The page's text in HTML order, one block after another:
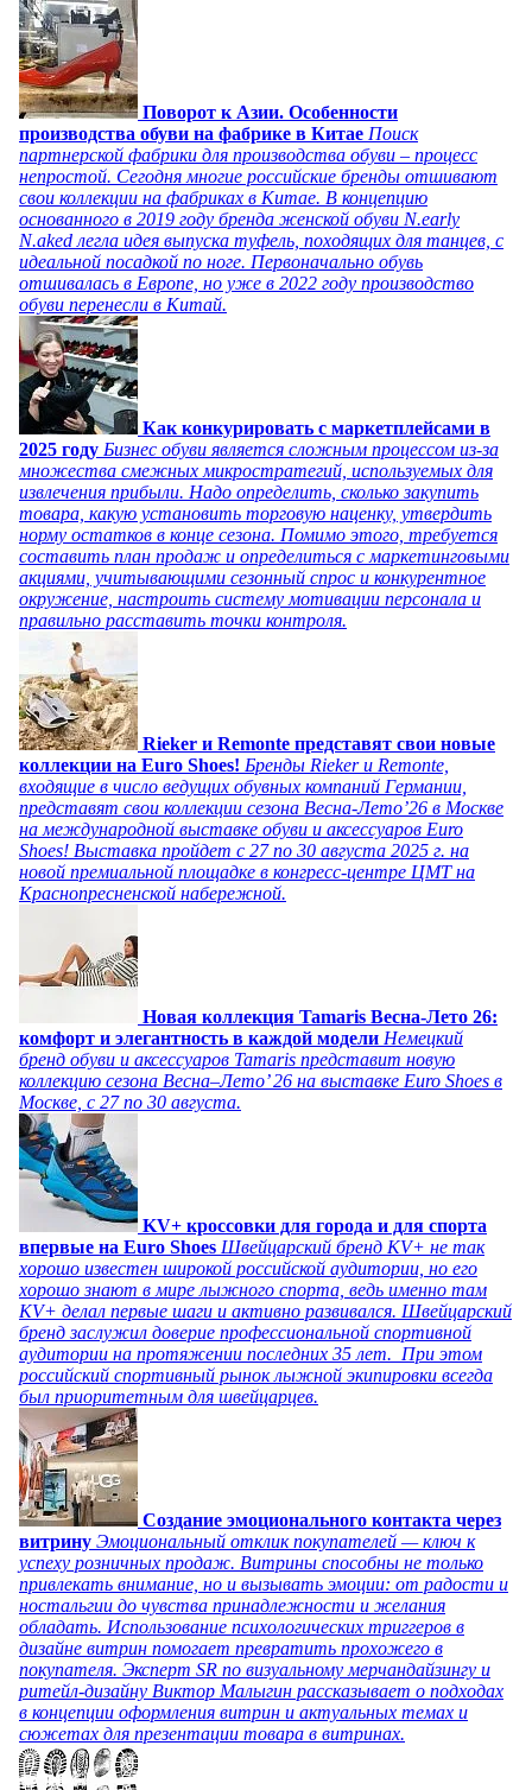
Поворот к Азии. Особенности
производства обуви на фабрике в Китае Поиск
партнерской фабрики для производства обуви – процесс
непростой. Сегодня многие российские бренды отшивают
свои коллекции на фабриках в Китае. В концепцию
основанного в 2019 году бренда женской обуви N.early
N.aked легла идея выпуска туфель, походящих для танцев, с
идеальной посадкой по ноге. Первоначально обувь
отшивалась в Европе, но уже в 2022 году производство
обуви перенесли в Китай.
Как конкурировать с маркетплейсами в
2025 году Бизнес обуви является сложным процессом из-за
множества смежных микростратегий, используемых для
извлечения прибыли. Надо определить, сколько закупить
товара, какую установить торговую наценку, утвердить
норму остатков в конце сезона. Помимо этого, требуется
составить план продаж и определиться с маркетинговыми
акциями, учитывающими сезонный спрос и конкурентное
окружение, настроить систему мотивации персонала и
правильно расставить точки контроля.
Rieker и Remonte представят свои новые
коллекции на Euro Shoes! Бренды Rieker и Remonte,
входящие в число ведущих обувных компаний Германии,
представят свои коллекции сезона Весна-Лето’26 в Москве
на международной выставке обуви и аксессуаров Euro
Shoes! Выставка пройдет c 27 по 30 августа 2025 г. на
новой премиальной площадке в конгресс-центре ЦМТ на
Краснопресненской набережной.
Новая коллекция Tamaris Весна-Лето 26:
комфорт и элегантность в каждой модели Немецкий
бренд обуви и аксессуаров Tamaris представит новую
коллекцию сезона Весна–Лето’ 26 на выставке Euro Shoes в
Москве, с 27 по 30 августа.
KV+ кроссовки для города и для спорта
впервые на Euro Shoes Швейцарский бренд KV+ не так
хорошо известен широкой российской аудитории, но его
хорошо знают в мире лыжного спорта, ведь именно там
KV+ делал первые шаги и активно развивался. Швейцарский
бренд заслужил доверие профессиональной спортивной
аудитории на протяжении последних 35 лет. При этом
российский спортивный рынок лыжной экипировки всегда
был приоритетным для швейцарцев.
Создание эмоционального контакта через
витрину Эмоциональный отклик покупателей — ключ к
успеху розничных продаж. Витрины способны не только
привлекать внимание, но и вызывать эмоции: от радости и
ностальгии до чувства принадлежности и желания
обладать. Использование психологических триггеров в
дизайне витрин помогает превратить прохожего в
покупателя. Эксперт SR по визуальному мерчандайзингу и
ритейл-дизайну Виктор Малыгин рассказывает о подходах
в концепции оформления витрин и актуальных темах и
сюжетах для презентации товара в витринах.